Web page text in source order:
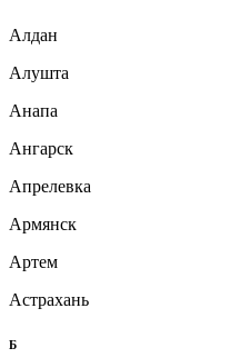
Алдан
Алушта
Анапа
Ангарск
Апрелевка
Армянск
Артем
Астрахань
Б